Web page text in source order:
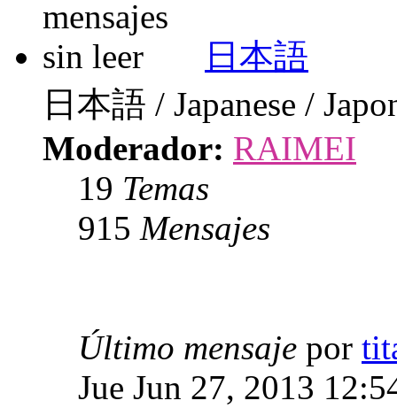
日本語
日本語 / Japanese /
Moderador: RAIMEI
19 Temas
915 Mensajes
Último mensaje por
Jue Jun 27, 2013